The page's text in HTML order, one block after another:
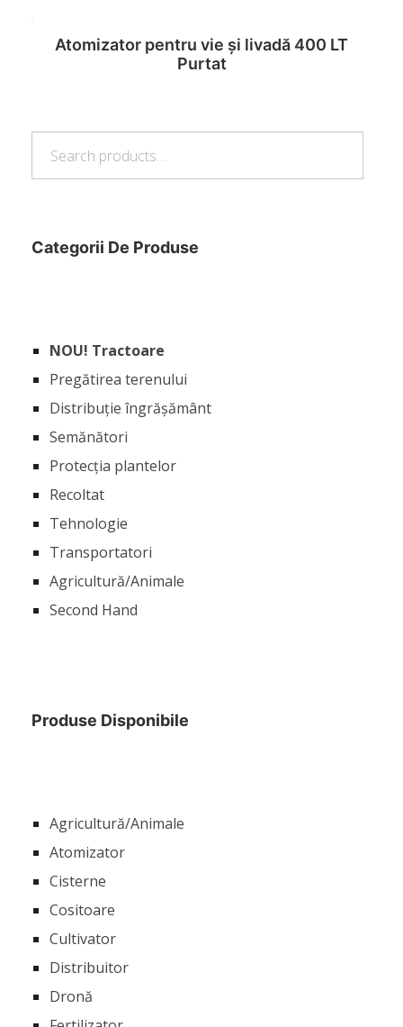
Categorii De Produse
NOU! Tractoare
Pregătirea terenului
Distribuție îngrășământ
Semănători
Protecția plantelor
Recoltat
Tehnologie
Transportatori
Agricultură/Animale
Second Hand
Produse Disponibile
Agricultură/Animale
Atomizator
Cisterne
Cositoare
Cultivator
Distribuitor
Dronă
Read more
Atomizator pentru vie și livadă 400 LT
Purtat